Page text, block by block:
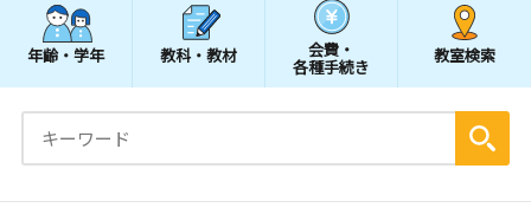
年齢・学年 教科・教材 会費・
各種手続き
教室検索